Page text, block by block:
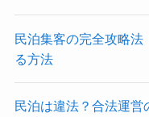
民泊集客の完全攻略法
る方法
民泊は違法？合法運営